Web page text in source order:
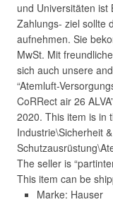
und Universitäten ist
Zahlungs- ziel sollte
aufnehmen. Sie
MwSt. Mit
sich auch unsere
“Atemluft-
CoRRect air 26
2020. This item is in
Industrie\Sicherheit
The seller is
This item can be
Marke: Hauser